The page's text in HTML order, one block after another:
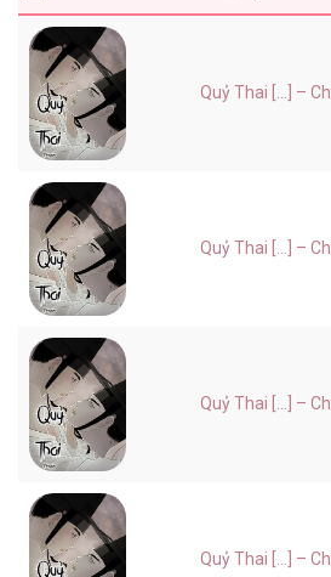
Quỷ Thai [...] –
Quỷ Thai [...] –
Quỷ Thai [...] –
Quỷ Thai [...] –